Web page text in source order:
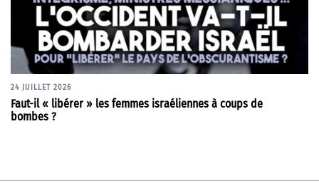
24 JUILLET 2026
Faut-il « libérer » les femmes israéliennes à coups de
bombes ?